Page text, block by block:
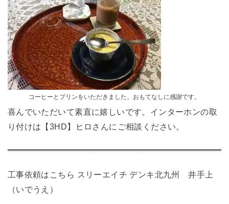
コーヒーとプリンをいただきました。おもてなしに感謝です。
喜んでいただいて素直に嬉しいです。インターホンの取
り付けは【3HD】ヒロさんにご相談ください。
工事依頼はこちら スリーエイチ デンキ北九州 井手上
（いでうえ）